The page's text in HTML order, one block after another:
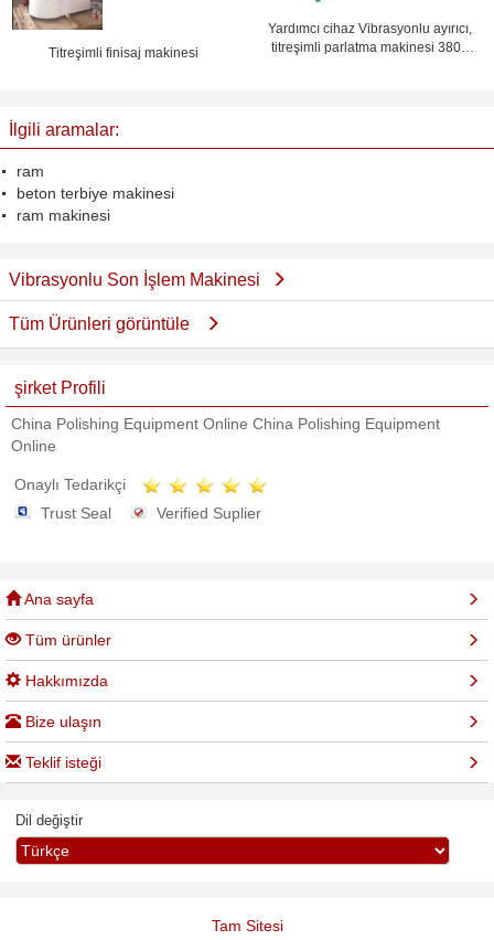
Titreşimli finisaj makinesi
Yardımcı cihaz Vibrasyonlu ayırıcı,
titreşimli parlatma makinesi 380V
İlgili aramalar:
ram
beton terbiye makinesi
ram makinesi
Vibrasyonlu Son İşlem Makinesi
Tüm Ürünleri görüntüle
şirket Profili
China Polishing Equipment Online China Polishing Equipment
Online
Onaylı Tedarikçi
Trust Seal
Verified Suplier
Ana sayfa
Tüm ürünler
Hakkımızda
Bize ulaşın
Teklif isteği
Dil değiştir
Tam Sitesi